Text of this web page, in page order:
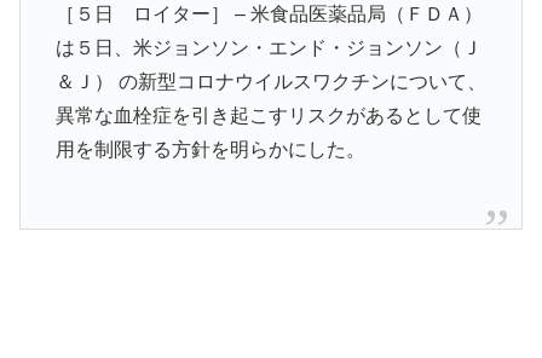
［５日 ロイター］ – 米食品医薬品局（ＦＤＡ）
は５日、米ジョンソン・エンド・ジョンソン（Ｊ
＆Ｊ） の新型コロナウイルスワクチンについて、
異常な血栓症を引き起こすリスクがあるとして使
用を制限する方針を明らかにした。